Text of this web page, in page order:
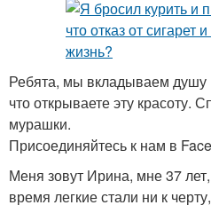
Ребята, мы вкладываем душу
что открываете эту красоту.
мурашки.
Присоединяйтесь к нам в
Меня зовут Ирина, мне 37
время легкие стали ни к